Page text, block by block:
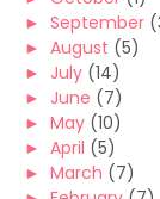
► September
► August (5)
► July (14)
► June (7)
► May (10)
► April (5)
► March (7)